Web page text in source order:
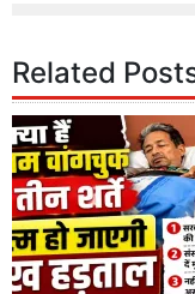
Related